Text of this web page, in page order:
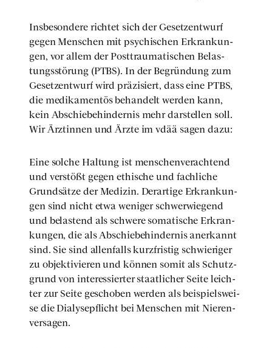
Ins­be­son­de­re rich­tet sich der Gesetz­ent­wurf
gegen Men­schen mit psy­chi­schen Erkran­kun­
gen, vor allem der Post­trau­ma­ti­schen Belas­
tungs­stö­rung (PTBS). In der Begrün­dung zum
Gesetz­ent­wurf wird prä­zi­siert, dass eine PTBS,
die medi­ka­men­tös behan­delt wer­den kann,
kein Abschie­be­hin­der­nis mehr dar­stel­len soll.
Wir Ärz­tin­nen und Ärz­te im vdää sagen dazu:
Eine sol­che Hal­tung ist men­schen­ver­ach­tend
und ver­stößt gegen ethi­sche und fach­li­che
Grund­sät­ze der Medi­zin. Der­ar­ti­ge Erkran­kun­
gen sind nicht etwa weni­ger schwer­wie­gend
und belas­tend als schwe­re soma­ti­sche Erkran­
kun­gen, die als Abschie­be­hin­der­nis aner­kannt
sind. Sie sind allen­falls kurz­fris­tig schwie­ri­ger
zu objek­ti­vie­ren und kön­nen somit als Schutz­
grund von inter­es­sier­ter staat­li­cher Sei­te leich­
ter zur Sei­te gescho­ben wer­den als bei­spiels­wei­
se die Dia­ly­se­pflicht bei Men­schen mit Nie­ren­
ver­sa­gen.